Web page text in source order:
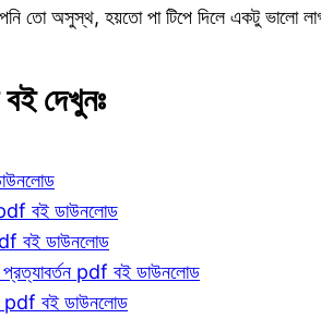
তো অসুস্থ, হয়তো পা টিপে দিলে একটু ভালো
দেখুনঃ
বই ডাউনলোড
বই ডাউনলোড
pdf বই ডাউনলোড
pdf বই ডাউনলোড